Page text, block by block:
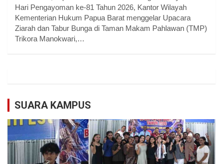
Hari Pengayoman ke-81 Tahun 2026, Kantor Wilayah
Kementerian Hukum Papua Barat menggelar Upacara
Ziarah dan Tabur Bunga di Taman Makam Pahlawan (TMP)
Trikora Manokwari,…
SUARA KAMPUS